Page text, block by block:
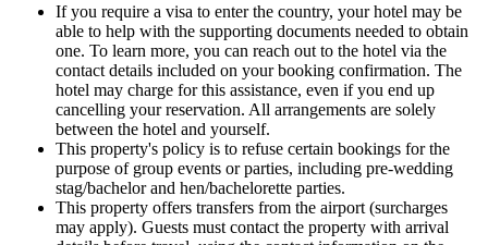
If you require a visa to enter the country, your hotel may be
able to help with the supporting documents needed to obtain
one. To learn more, you can reach out to the hotel via the
contact details included on your booking confirmation. The
hotel may charge for this assistance, even if you end up
cancelling your reservation. All arrangements are solely
between the hotel and yourself.
This property's policy is to refuse certain bookings for the
purpose of group events or parties, including pre-wedding
stag/bachelor and hen/bachelorette parties.
This property offers transfers from the airport (surcharges
may apply). Guests must contact the property with arrival